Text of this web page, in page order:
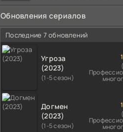
намного
Обновления сериалов
Последние 7 обновлений
Угроза
(2023)
(1-5 сезон)
Догмен
(2023)
(1-5 сезон)